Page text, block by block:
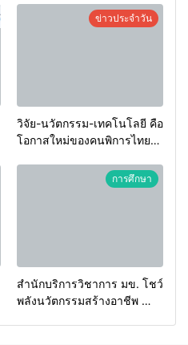
ข่าวประจำวัน
วิจัย-นวัตกรรม-เทคโนโลยี คือ
โอกาสใหม่ของคนพิการไทย
การศึกษา
สำนักบริการวิชาการ มข. โชว์
พลังนวัตกรรมสร้างอาชีพ นำ